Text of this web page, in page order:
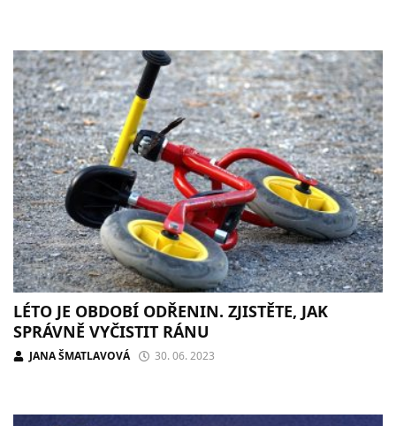
LÉTO JE OBDOBÍ ODŘENIN. ZJISTĚTE, JAK
SPRÁVNĚ VYČISTIT RÁNU
JANA ŠMATLAVOVÁ 30. 06. 2023